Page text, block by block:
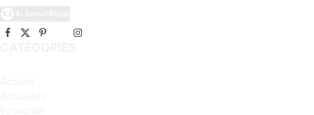
Facebook
X
PinterestWhatsApp
Instagram